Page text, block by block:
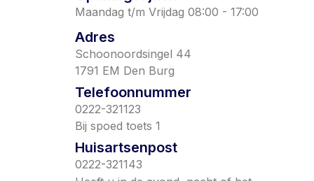
Maandag t/m Vrijdag 08:00 - 17:00
Adres
Schoonoordsingel 44
1791 EM Den Burg
Telefoonnummer
0222-321123
Bij spoed toets 1
Huisartsenpost
0222-321143